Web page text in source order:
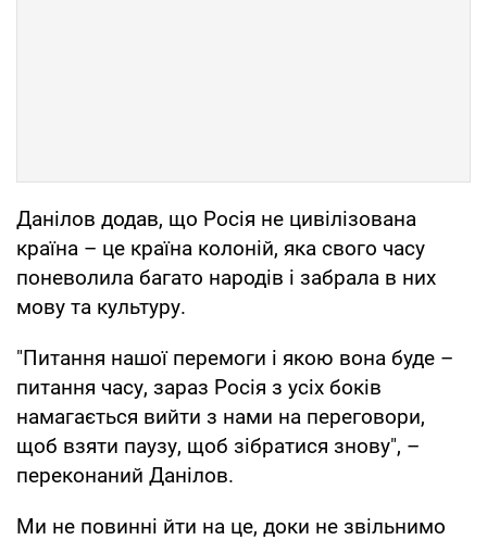
Данілов додав, що Росія не цивілізована
країна – це країна колоній, яка свого часу
поневолила багато народів і забрала в них
мову та культуру.
"Питання нашої перемоги і якою вона буде –
питання часу, зараз Росія з усіх боків
намагається вийти з нами на переговори,
щоб взяти паузу, щоб зібратися знову", –
переконаний Данілов.
Ми не повинні йти на це, доки не звільнимо